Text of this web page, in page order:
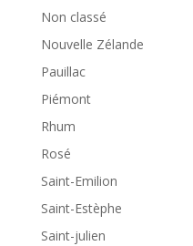
Non classé
Nouvelle Zélande
Pauillac
Piémont
Rhum
Rosé
Saint-Emilion
Saint-Estèphe
Saint-julien